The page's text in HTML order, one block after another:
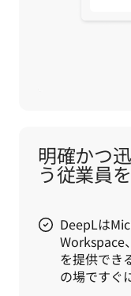
明確かつ
う従業員
DeepLは
Workspace
を提供でき
の場ですぐ